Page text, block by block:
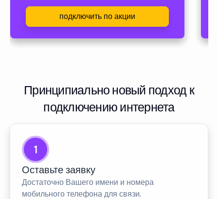
подключить по акции
Принципиально новый подход к
подключению интернета
1
Оставьте заявку
Достаточно Вашего имени и номера
мобильного телефона для связи.